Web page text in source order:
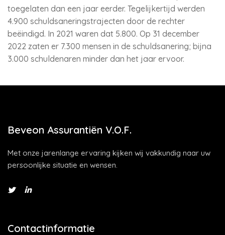
toegelaten dan een jaar eerder. Tegelijkertijd werden
4.900 schuldsaneringstrajecten door de rechter
beëindigd. In 2021 waren dat 5.800. Op 31 december
2022 zaten er 7.300 mensen in de schuldsanering; bijna
3.000 schuldenaren minder dan het jaar ervoor.
Beveon Assurantiën V.O.F.
Met onze jarenlange ervaring kijken wij vakkundig naar uw
persoonlijke situatie en wensen.
Contactinformatie